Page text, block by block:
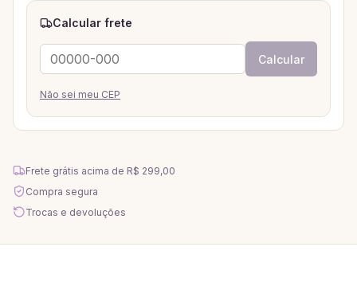
Calcular frete
Calcular
Não sei meu CEP
Frete grátis acima de R$ 299,00
Compra segura
Trocas e devoluções